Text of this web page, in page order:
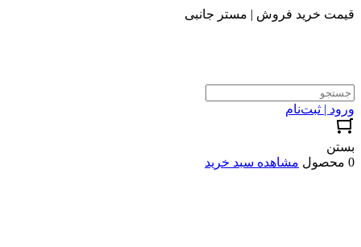
قیمت خرید فروش | مستر جانبی
ورود | ثبت‌نام
بستن
0 محصول
مشاهده سبد خرید